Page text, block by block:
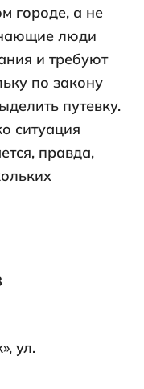
городе, а не
люди
и требуют
по закону
путевку.
ситуация
правда,
ул.